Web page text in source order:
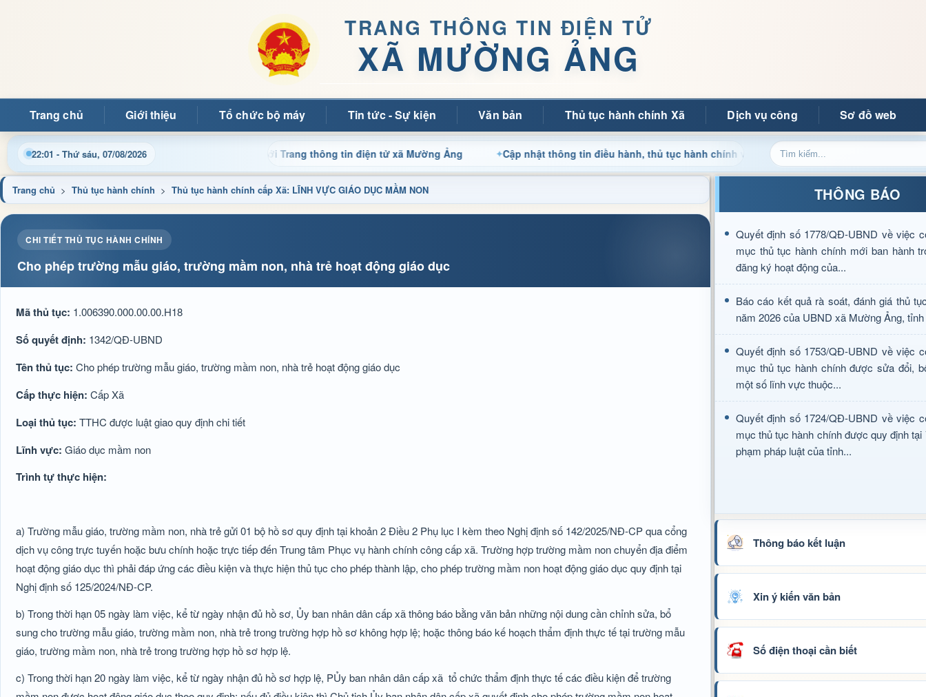
TRANG THÔNG TIN ĐIỆN TỬ
XÃ MƯỜNG ẢNG
Trang chủ Giới thiệu Tổ chức bộ máy Tin tức - Sự kiện Văn bản Thủ tục hành chính Xã Dịch vụ công Sơ đồ web
22:01 - Thứ sáu, 07/08/2026
Chào mừng quý bạn đọc đến với Trang thông tin điện tử xã Mường Ảng Cập nhật thông tin điều hành, thủ tục hành chính và tin tức địa phương nhanh chóng, chính xác
Trang chủ > Thủ tục hành chính > Thủ tục hành chính cấp Xã: LĨNH VỰC GIÁO DỤC MẦM NON
CHI TIẾT THỦ TỤC HÀNH CHÍNH
Cho phép trường mẫu giáo, trường mầm non, nhà trẻ hoạt động giáo dục
Mã thủ tục: 1.006390.000.00.00.H18
Số quyết định: 1342/QĐ-UBND
Tên thủ tục: Cho phép trường mẫu giáo, trường mầm non, nhà trẻ hoạt động giáo dục
Cấp thực hiện: Cấp Xã
Loại thủ tục: TTHC được luật giao quy định chi tiết
Lĩnh vực: Giáo dục mầm non
Trình tự thực hiện:
a) Trường mẫu giáo, trường mầm non, nhà trẻ gửi 01 bộ hồ sơ quy định tại khoản 2 Điều 2 Phụ lục I kèm theo Nghị định số 142/2025/NĐ-CP qua cổng
dịch vụ công trực tuyến hoặc bưu chính hoặc trực tiếp đến Trung tâm Phục vụ hành chính công cấp xã. Trường hợp trường mầm non chuyển địa điểm
hoạt động giáo dục thì phải đáp ứng các điều kiện và thực hiện thủ tục cho phép thành lập, cho phép trường mầm non hoạt động giáo dục quy định tại
Nghị định số 125/2024/NĐ-CP.
b) Trong thời hạn 05 ngày làm việc, kể từ ngày nhận đủ hồ sơ, Ủy ban nhân dân cấp xã thông báo bằng văn bản những nội dung cần chỉnh sửa, bổ
sung cho trường mẫu giáo, trường mầm non, nhà trẻ trong trường hợp hồ sơ không hợp lệ; hoặc thông báo kế hoạch thẩm định thực tế tại trường mẫu
giáo, trường mầm non, nhà trẻ trong trường hợp hồ sơ hợp lệ.
c) Trong thời hạn 20 ngày làm việc, kể từ ngày nhận đủ hồ sơ hợp lệ, PỦy ban nhân dân cấp xã tổ chức thẩm định thực tế các điều kiện để trường
THÔNG BÁO
Quyết định số 1778/QĐ-UBND về việc
mục thủ tục hành chính mới ban hành
đăng ký hoạt động của...
Báo cáo kết quả rà soát, đánh giá thủ
năm 2026 của UBND xã Mường Ảng,
Quyết định số 1753/QĐ-UBND về việc
mục thủ tục hành chính được sửa đổi,
một số lĩnh vực thuộc...
Quyết định số 1724/QĐ-UBND về việc
mục thủ tục hành chính được quy định tại
phạm pháp luật của tỉnh...
Thông báo kết luận
Xin ý kiến văn bản
Số điện thoại cần biết